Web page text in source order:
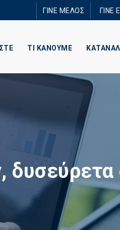
ΓΙΝΕ ΜΕΛΟΣ ΓΙΝΕ
ΤΙ ΚΑΝΟΥΜΕ
δυσεύρετα